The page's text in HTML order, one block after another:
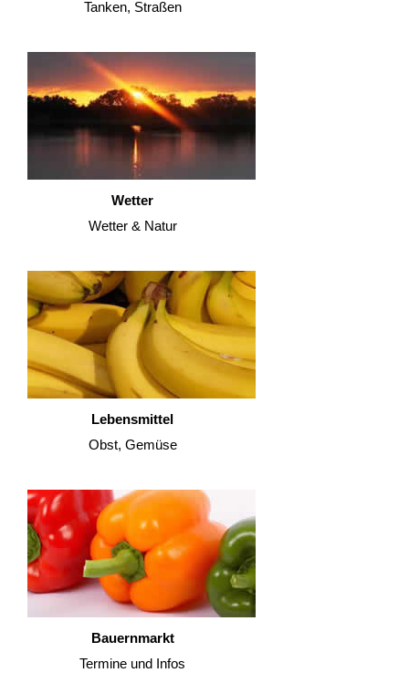
Tanken, Straßen
Wetter
Wetter & Natur
Lebensmittel
Obst, Gemüse
Bauernmarkt
Termine und Infos